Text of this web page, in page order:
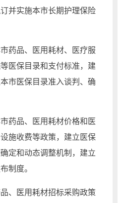
并实施本市长期护理保险
市药品、医用耗材、医疗服
医保目录和支付标准，建
市医保目录准入谈判、确
市药品、医用耗材价格和医
施收费等政策，建立医保
定和动态调整机制，建立
制度。
品、医用耗材招标采购政策